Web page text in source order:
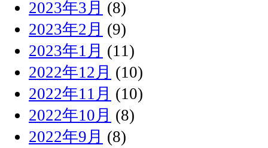
2023年3月 (8)
2023年2月 (9)
2023年1月 (11)
2022年12月 (10)
2022年11月 (10)
2022年10月 (8)
2022年9月 (8)